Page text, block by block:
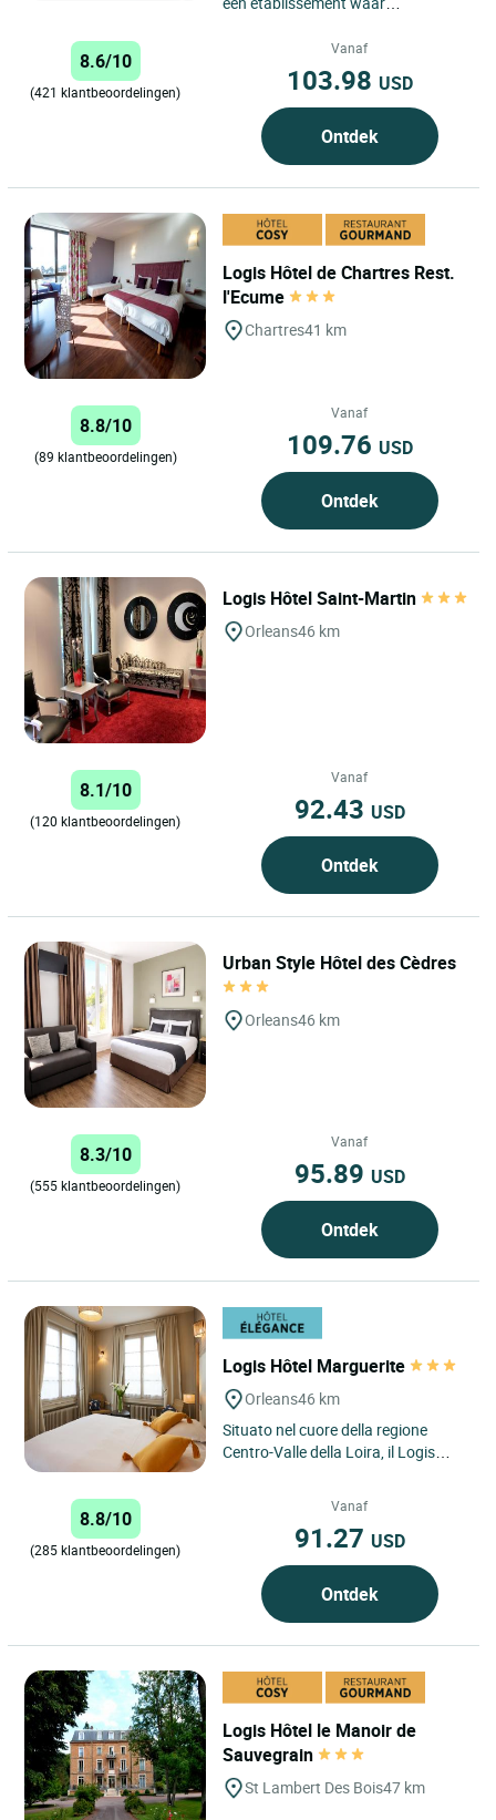
een onvermijdelijke stop als...
8.6/10
(421 klantbeoordelingen)
Vanaf
103.98 USD
Ontdek
Logis Hôtel de Chartres Rest.
l'Ecume
Chartres41 km
8.8/10
(89 klantbeoordelingen)
Vanaf
109.76 USD
Ontdek
Logis Hôtel Saint-Martin
Orleans46 km
8.1/10
(120 klantbeoordelingen)
Vanaf
92.43 USD
Ontdek
Urban Style Hôtel des Cèdres
Orleans46 km
8.3/10
(555 klantbeoordelingen)
Vanaf
95.89 USD
Ontdek
Logis Hôtel Marguerite
Orleans46 km
Situato nel cuore della regione
Centro-Valle della Loira, il Logis
a Orléans per un'autentica...
8.8/10
(285 klantbeoordelingen)
Vanaf
91.27 USD
Ontdek
Logis Hôtel le Manoir de
Sauvegrain
St Lambert Des Bois47 km